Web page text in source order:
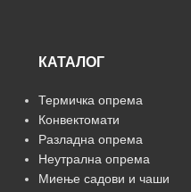
КАТАЛОГ
Термичка опрема
Конвектомати
Разладна опрема
Неутрална опрема
Миење садови и чаши